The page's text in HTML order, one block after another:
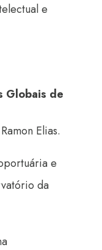
e
Globais de
Elias.
e
da